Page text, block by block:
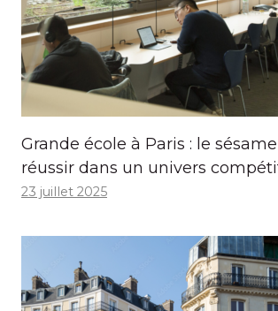
Grande école à Paris : le
réussir dans un univers
23 juillet 2025